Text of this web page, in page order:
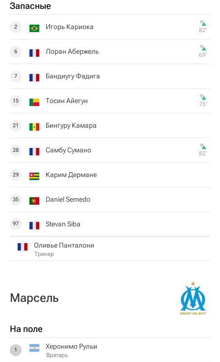
Запасные
2 Игорь Кариока 82‎’‎
6 Лоран Абержель 69‎’‎
7 Бандиугу Фадига
15 Тосин Айегун 75‎’‎
21 Бингуру Камара
28 Самбу Сумано 82‎’‎
29 Карим Дермане
35 Daniel Semedo
97 Stevan Siba
Оливье Панталони
Тренер
Марсель
На поле
1 Херонимо Рульи
Вратарь